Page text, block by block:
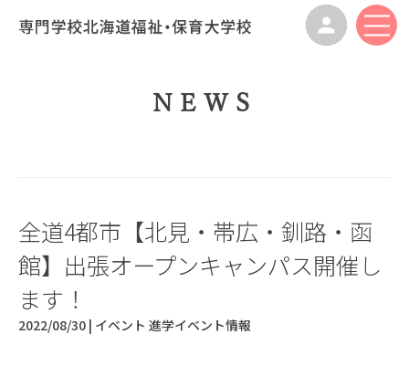
NEWS
全道4都市【北見・帯広・釧路・函
館】出張オープンキャンパス開催し
ます！
2022/08/30 | イベント 進学イベント情報